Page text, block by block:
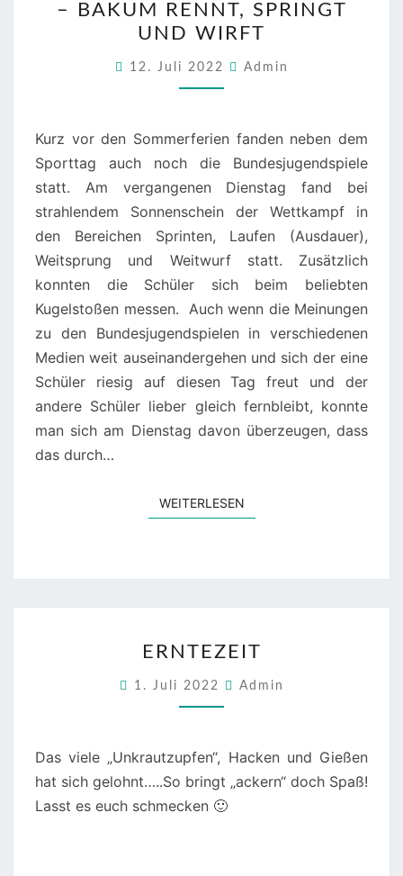
–
BAKUM
RENNT,
SPRINGT
WIRFT
– BAKUM RENNT, SPRINGT
UND WIRFT
12. Juli 2022 Admin
Kurz vor den Sommerferien fanden neben dem
Sporttag auch noch die Bundesjugendspiele
statt. Am vergangenen Dienstag fand bei
strahlendem Sonnenschein der Wettkampf in
den Bereichen Sprinten, Laufen (Ausdauer),
Weitsprung und Weitwurf statt. Zusätzlich
konnten die Schüler sich beim beliebten
Kugelstoßen messen. Auch wenn die Meinungen
zu den Bundesjugendspielen in verschiedenen
Medien weit auseinandergehen und sich der eine
Schüler riesig auf diesen Tag freut und der
andere Schüler lieber gleich fernbleibt, konnte
man sich am Dienstag davon überzeugen, dass
das durch…
WEITERLESENWEITERLESEN
ERNTEZEIT
1. Juli 2022 Admin
Das viele „Unkrautzupfen“, Hacken und Gießen
hat sich gelohnt…..So bringt „ackern“ doch Spaß!
Lasst es euch schmecken 🙂